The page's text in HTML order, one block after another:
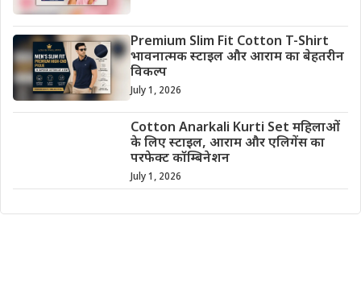
Premium Slim Fit Cotton T-Shirt
भावनात्मक स्टाइल और आराम का बेहतरीन
विकल्प
July 1, 2026
Cotton Anarkali Kurti Set महिलाओं
के लिए स्टाइल, आराम और एलिगेंस का
परफेक्ट कॉम्बिनेशन
July 1, 2026